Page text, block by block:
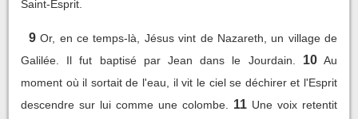
Saint-Esprit.
9 Or, en ce temps-là, Jésus vint de Nazareth, un village de
Galilée. Il fut baptisé par Jean dans le Jourdain.
10 Au
moment où il sortait de l'eau, il vit le ciel se déchirer et l'Esprit
descendre sur lui comme une colombe.
11 Une voix retentit